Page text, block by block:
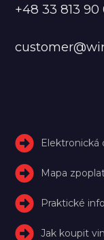
+48 33 813 90
Elektronická
Mapa
Praktické
Jak koupit